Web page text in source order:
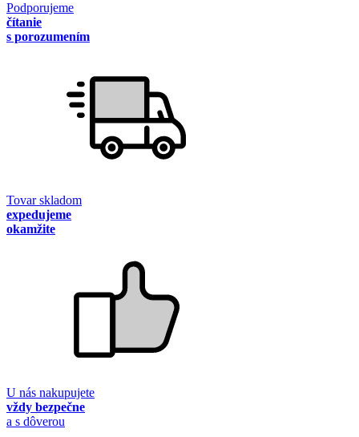
Podporujeme
čítanie
s porozumením
Tovar skladom
expedujeme
okamžite
U nás nakupujete
vždy bezpečne
a s dôverou